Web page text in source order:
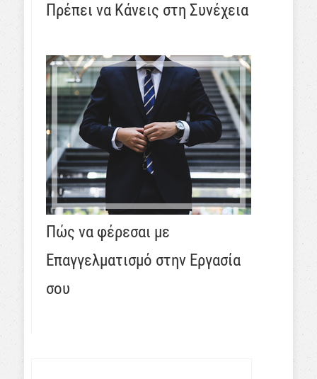
Πρέπει να Κάνεις στη Συνέχεια
Πώς να φέρεσαι με
Επαγγελματισμό στην Εργασία
σου